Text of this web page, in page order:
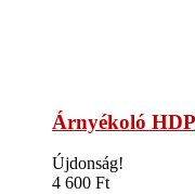
Árnyékoló
Újdonság!
4 600 Ft